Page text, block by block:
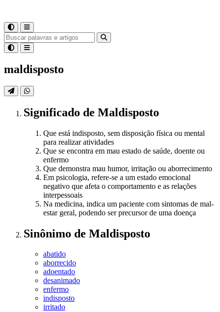
maldisposto
Significado de Maldisposto
Que está indisposto, sem disposição física ou mental
para realizar atividades
Que se encontra em mau estado de saúde, doente ou
enfermo
Que demonstra mau humor, irritação ou aborrecimento
Em psicologia, refere-se a um estado emocional
negativo que afeta o comportamento e as relações
interpessoais
Na medicina, indica um paciente com sintomas de mal-
estar geral, podendo ser precursor de uma doença
Sinônimo de Maldisposto
abatido
aborrecido
adoentado
desanimado
enfermo
indisposto
irritado